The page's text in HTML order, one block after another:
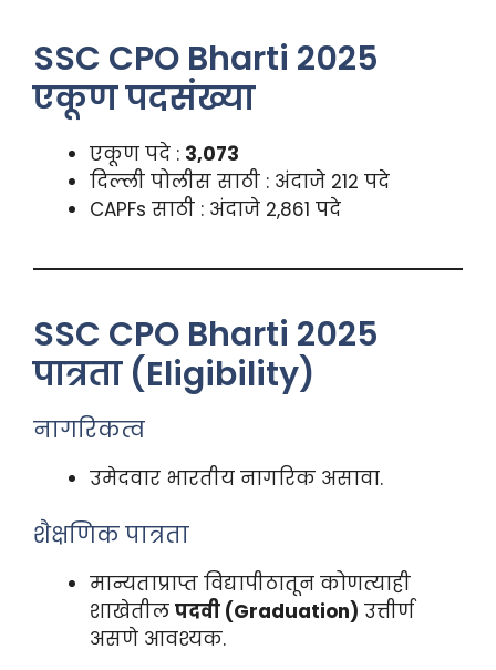
SSC CPO Bharti 2025
एकूण पदसंख्या
एकूण पदे : 3,073
दिल्ली पोलीस साठी : अंदाजे 212 पदे
CAPFs साठी : अंदाजे 2,861 पदे
SSC CPO Bharti 2025
पात्रता (Eligibility)
नागरिकत्व
उमेदवार भारतीय नागरिक असावा.
शैक्षणिक पात्रता
मान्यताप्राप्त विद्यापीठातून कोणत्याही
शाखेतील पदवी (Graduation) उत्तीर्ण
असणे आवश्यक.